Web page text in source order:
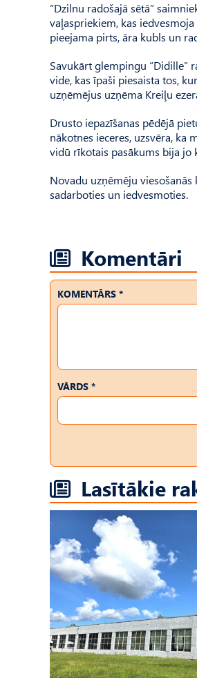
“Dzilnu radošajā sētā”
vaļaspriekiem, kas
pieejama pirts, āra kubls un
Savukārt glempingu “Didille”
vide, kas īpaši piesaista tos,
uzņēmējus uzņēma Kreiļu
Drusto iepazīšanas pēdējā
nākotnes ieceres, uzsvēra,
vidū rīkotais pasākums bija jo
Novadu uzņēmēju
sadarboties un iedvesmoties.
Komentāri
KOMENTĀRS *
VĀRDS *
Lasītākie